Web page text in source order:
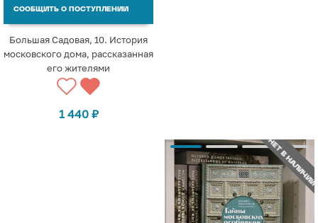
СООБЩИТЬ О ПОСТУПЛЕНИИ
Большая Садовая, 10. История
московского дома, рассказанная
его жителями
1 440 ₽
НЕТ В НАЛИЧИИ